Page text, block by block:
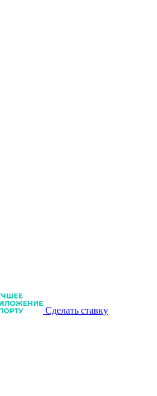
Сделать ставку